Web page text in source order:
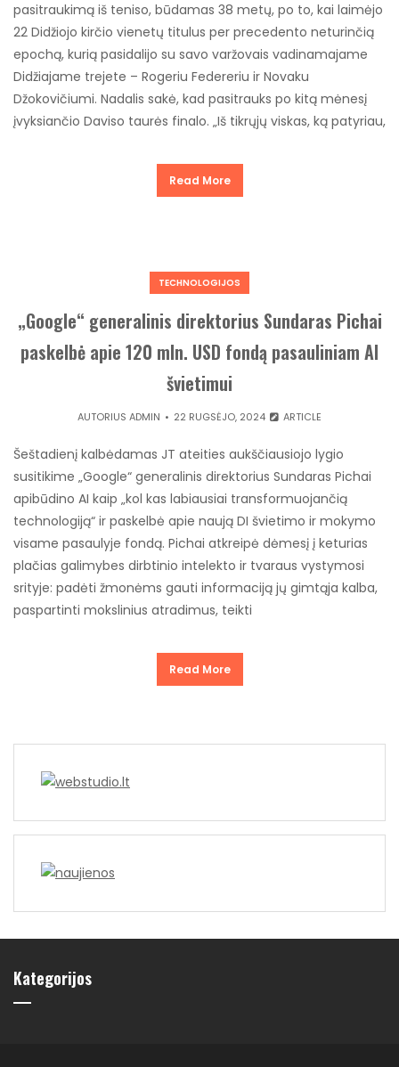
pasitraukimą iš teniso, būdamas 38 metų, po to, kai laimėjo
22 Didžiojo kirčio vienetų titulus per precedento neturinčią
epochą, kurią pasidalijo su savo varžovais vadinamajame
Didžiajame trejete – Rogeriu Federeriu ir Novaku
Džokovičiumi. Nadalis sakė, kad pasitrauks po kitą mėnesį
įvyksiančio Daviso taurės finalo. „Iš tikrųjų viskas, ką patyriau,
Read More
TECHNOLOGIJOS
„Google“ generalinis direktorius Sundaras Pichai
paskelbė apie 120 mln. USD fondą pasauliniam AI
švietimui
AUTORIUSADMIN 22 RUGSĖJO, 2024 ARTICLE
Šeštadienį kalbėdamas JT ateities aukščiausiojo lygio
susitikime „Google“ generalinis direktorius Sundaras Pichai
apibūdino AI kaip „kol kas labiausiai transformuojančią
technologiją“ ir paskelbė apie naują DI švietimo ir mokymo
visame pasaulyje fondą. Pichai atkreipė dėmesį į keturias
plačias galimybes dirbtinio intelekto ir tvaraus vystymosi
srityje: padėti žmonėms gauti informaciją jų gimtąja kalba,
paspartinti mokslinius atradimus, teikti
Read More
Kategorijos